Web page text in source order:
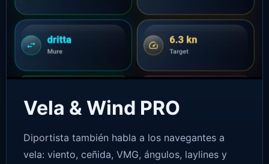
Vela & Wind PRO
Diportista también habla a los navegantes a
vela: viento, ceñida, VMG, ángulos, laylines y